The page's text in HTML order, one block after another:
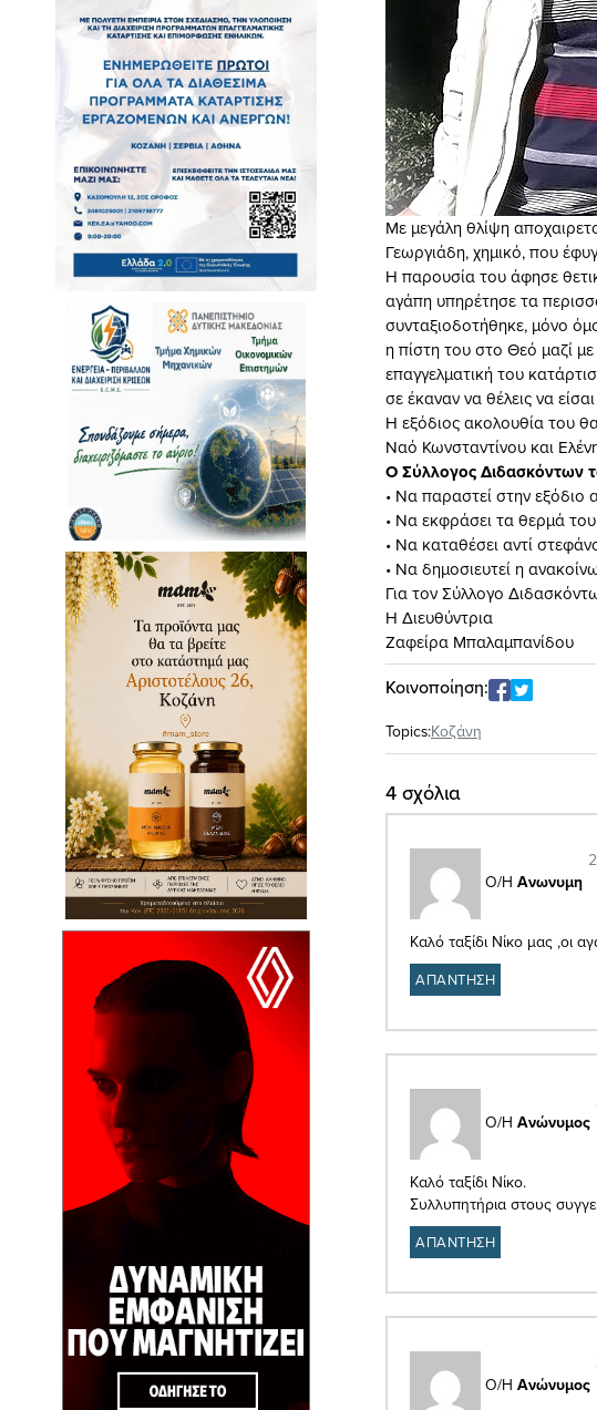
Με μεγάλη θλίψη
Γεωργιάδη, χημικό, που
Η παρουσία του άφησε
αγάπη υπηρέτησε τα
συνταξιοδοτήθηκε, μόνο
η πίστη του στο Θεό μαζί
επαγγελματική του
σε έκαναν να θέλεις να
Η εξόδιος ακολουθία του
Ναό Κωνσταντίνου και
Ο Σύλλογος Διδασκόντων
• Να παραστεί στην εξόδιο
• Να εκφράσει τα θερμά
• Να καταθέσει αντί
• Να δημοσιευτεί η
Για τον Σύλλογο
Η Διευθύντρια
Ζαφείρα Μπαλαμπανίδου
Κοινοποίηση:
Topics:Κοζάνη
4 σχόλια
Ο/Η Ανωνυμη
Καλό ταξίδι Νίκο μας ,οι
ΑΠΑΝΤΗΣΗ
Ο/Η Ανώνυμος
Καλό ταξίδι Νίκο.
Συλλυπητήρια στους
ΑΠΑΝΤΗΣΗ
Ο/Η Ανώνυμος